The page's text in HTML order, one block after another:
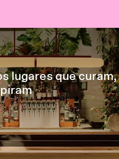
lugares que curam,